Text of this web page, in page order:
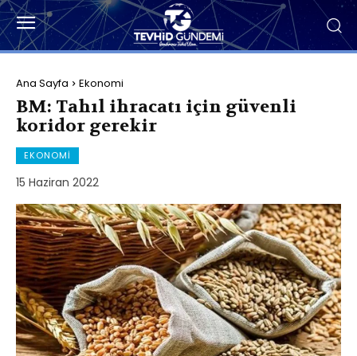
Ana Sayfa Ekonomi
BM: Tahıl ihracatı için güvenli
koridor gerekir
EKONOMI
15 Haziran 2022